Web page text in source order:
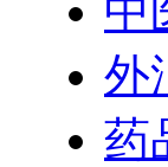
中
外
药